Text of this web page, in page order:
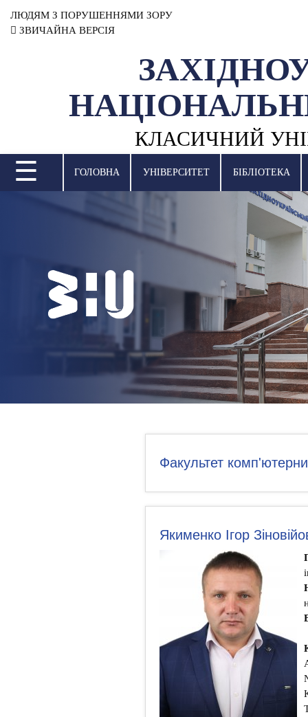
ЛЮДЯМ З ПОРУШЕННЯМИ ЗОРУ
ЗВИЧАЙНА ВЕРСІЯ
КЛАСИЧНИЙ
НАУКОВА ДІЯЛЬНІСТЬ
МІЖНАРОДНА ДІЯЛЬНІСТЬ
ВСТУПНА КАМПАНІЯ
БІБЛІОТЕКА
НОВИНИ
☰ ГОЛОВНА УНІВЕРСИТЕТ БІБЛІОТЕКА
Факультет
Якименко Ігор